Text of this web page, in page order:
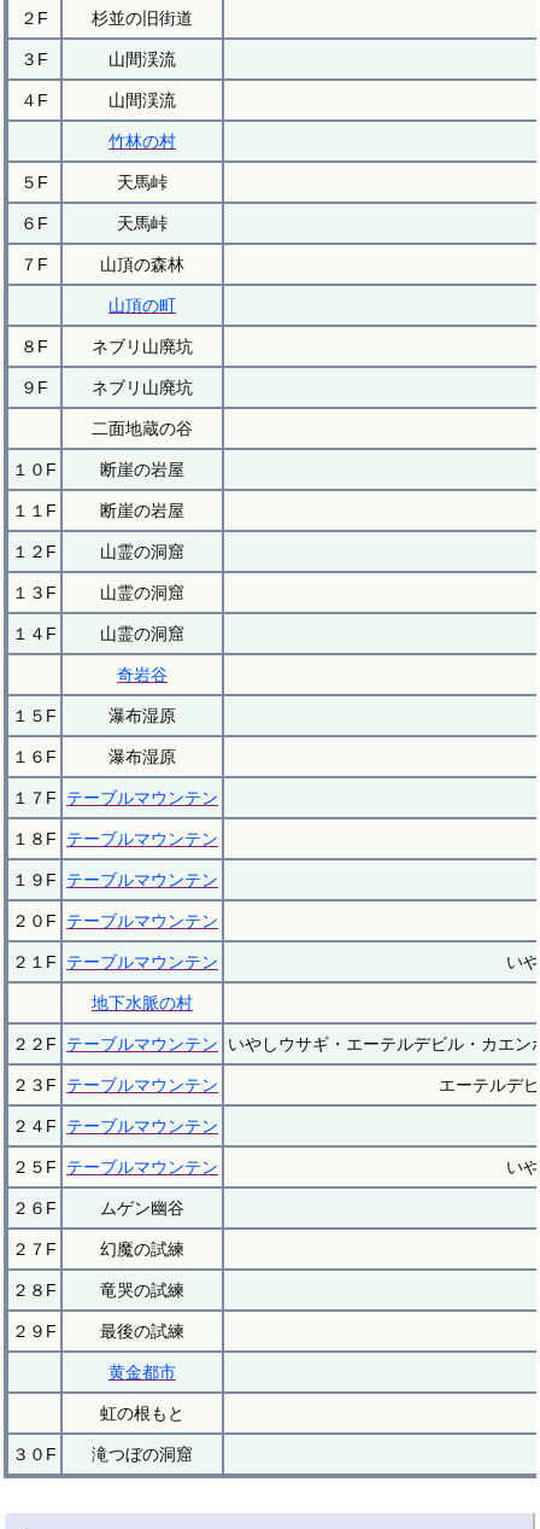
２F 杉並の旧街道
３F 山間渓流
４F 山間渓流
竹林の村
５F 天馬峠
６F 天馬峠
７F 山頂の森林
山頂の町
８F ネブリ山廃坑
９F ネブリ山廃坑
二面地蔵の谷
１０F 断崖の岩屋
１１F 断崖の岩屋
１２F 山霊の洞窟
１３F 山霊の洞窟
１４F 山霊の洞窟
奇岩谷
１５F 瀑布湿原
１６F 瀑布湿原
１７F テーブルマウンテン
１８F テーブルマウンテン
１９F テーブルマウンテン
２０F テーブルマウンテン
２１F テーブルマウンテン い
地下水脈の村
２２F テーブルマウンテン いやしウサギ・エーテルデビル・カエ
２３F テーブルマウンテン エーテルデ
２４F テーブルマウンテン
２５F テーブルマウンテン い
２６F ムゲン幽谷
２７F 幻魔の試練
２８F 竜哭の試練
２９F 最後の試練
黄金都市
虹の根もと
３０F 滝つぼの洞窟